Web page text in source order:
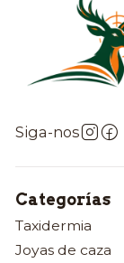
Siga-nos
Categorías
Taxidermia
Joyas de caza